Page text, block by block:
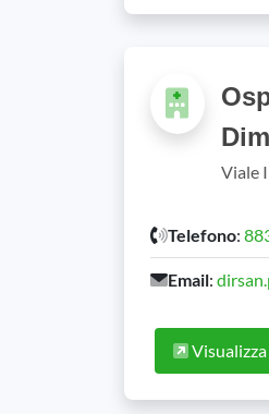
Viale
Telefono:
Email:
Visualizza